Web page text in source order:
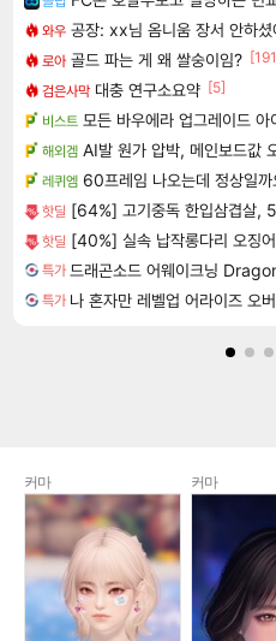
와우 공장: xx님 옴니움 장서 안하셨
로아 골드 파는 게 왜 쌀숭이임?
검은사막 대충 연구소요약 [5]
비스트 모든 바우에라 업그레이드
해외겜 AI발 원가 압박, 메인보드값
레퀴엠 60프레임 나오는데 정상일까
핫딜 [64%] 고기중독 한입삼겹살,
핫딜 [40%] 실속 납작롱다리 오징
특가
특가
커마 커마